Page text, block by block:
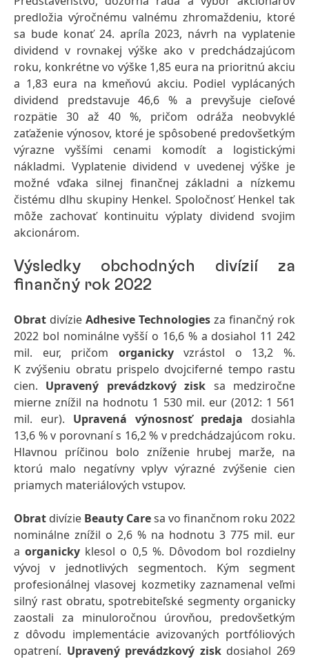
predložia výročnému valnému zhromaždeniu, ktoré
sa bude konať 24. apríla 2023, návrh na vyplatenie
dividend v rovnakej výške ako v predchádzajúcom
roku, konkrétne vo výške 1,85 eura na prioritnú akciu
a 1,83 eura na kmeňovú akciu. Podiel vyplácaných
dividend predstavuje 46,6 % a prevyšuje cieľové
rozpätie 30 až 40 %, pričom odráža neobvyklé
zaťaženie výnosov, ktoré je spôsobené predovšetkým
výrazne vyššími cenami komodít a logistickými
nákladmi. Vyplatenie dividend v uvedenej výške je
možné vďaka silnej finančnej základni a nízkemu
čistému dlhu skupiny Henkel. Spoločnosť Henkel tak
môže zachovať kontinuitu výplaty dividend svojim
akcionárom.
Výsledky obchodných divízií za
finančný rok 2022
Obrat divízie Adhesive Technologies za finančný rok
2022 bol nominálne vyšší o 16,6 % a dosiahol 11 242
mil. eur, pričom organickyvzrástol o 13,2 %.
K zvýšeniu obratu prispelo dvojciferné tempo rastu
cien. Upravený prevádzkový zisk sa medziročne
mierne znížil na hodnotu 1 530 mil. eur (2012: 1 561
mil. eur). Upravená výnosnosť predaja dosiahla
13,6 % v porovnaní s 16,2 % v predchádzajúcom roku.
Hlavnou príčinou bolo zníženie hrubej marže, na
ktorú malo negatívny vplyv výrazné zvýšenie cien
priamych materiálových vstupov.
Obrat divízie Beauty Caresa vo finančnom roku 2022
nominálne znížil o 2,6 % na hodnotu 3 775 mil. eur
a organicky klesol o 0,5 %. Dôvodom bol rozdielny
vývoj v jednotlivých segmentoch. Kým segment
profesionálnej vlasovej kozmetiky zaznamenal veľmi
silný rast obratu, spotrebiteľské segmenty organicky
zaostali za minuloročnou úrovňou, predovšetkým
z dôvodu implementácie avizovaných portfóliových
opatrení. Upravený prevádzkový zisk dosiahol 269